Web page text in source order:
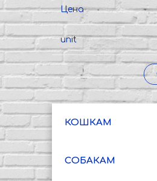
Цена
unit
КОШКАМ
СОБАКАМ